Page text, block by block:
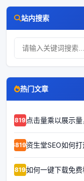
站内搜索
热门文章
68192点击量乘以展示
68191资生堂SEO如何打
68190如何一键下载免费